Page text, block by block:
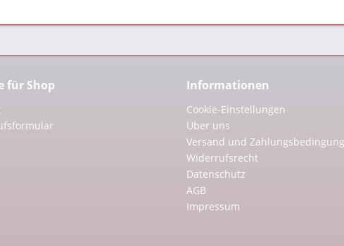
für Shop Informationen
Cookie-Einstellungen
Über uns
Versand und
Widerrufsrecht
Datenschutz
AGB
Impressum